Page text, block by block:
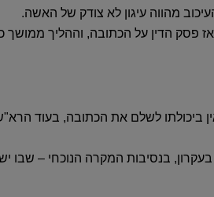
מהווה עיגון לא צודק של האשה‏.‏
פסק הדין על הכתובה‏,‏ וההליך ממושך
ביכולתו לשלם את הכתובה‏, בעוד‏
בנסיבות המקרה הנוכחי – שבו